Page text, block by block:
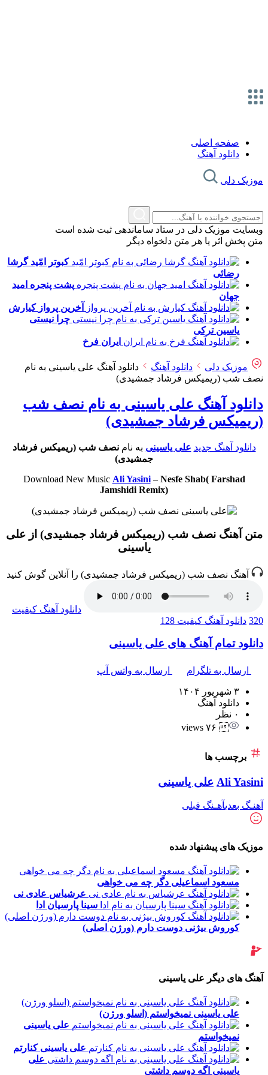
صفحه اصلی
دانلود آهنگ
موزیک دلی
وبسایت موزیک دلی در ستاد ساماندهی ثبت شده است
متن پخش اثر یا هر متن دلخواه دیگر
کبوتر امّید گرشا
رضائی
پشت پنجره امید
جهان
آخرین پرواز کیارش
چرا نیستی
یاسین ترکی
ایران فرخ
موزیک دلی دانلود آهنگ
دانلود آهنگ علی یاسینی به نام
نصف شب (ریمیکس فرشاد جمشیدی)
دانلود آهنگ علی یاسینی به نام نصف شب
(ریمیکس فرشاد جمشیدی)
دانلود آهنگ جدید علی یاسینی به نامنصف شب (ریمیکس فرشاد
جمشیدی)
Download New Music Ali Yasini– Nesfe Shab( Farshad
Jamshidi Remix)
متن آهنگ نصف شب (ریمیکس فرشاد جمشیدی) از علی
یاسینی
آهنگ نصف شب (ریمیکس فرشاد جمشیدی) را آنلاین گوش کنید
دانلود آهنگ کیفیت
320 دانلود آهنگ کیفیت 128
دانلود تمام آهنگ های علی یاسینی
ارسال به تلگرام ارسال به واتس آپ
۳ شهریور ۱۴۰۴
دانلود آهنگ
۰ نظر
۷۶ views
برچسب ها
Ali Yasini علی یاسینی
آهنـگ بعدیآهـنگ قبلی
موزیک های پیشنهاد شده
مسعود اسماعیلی دگر چه می خواهی
عرشیاس عادی نی
سینا پارسیان ادا
کوروش بیژنی دوست دارم (ورژن اصلی)
آهنگ های دیگر علی یاسینی
علی یاسینی نمیخواستم (اسلو ورژن)
علی یاسینی
نمیخواستم
علی یاسینی کنارتم
علی
یاسینی اگه دوسم داشتی